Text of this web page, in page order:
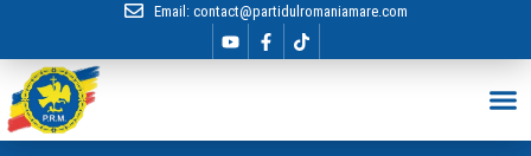
Email: contact@partidulromaniamare.com